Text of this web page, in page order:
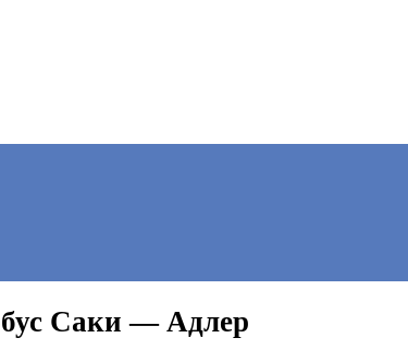
Саки — Адлер